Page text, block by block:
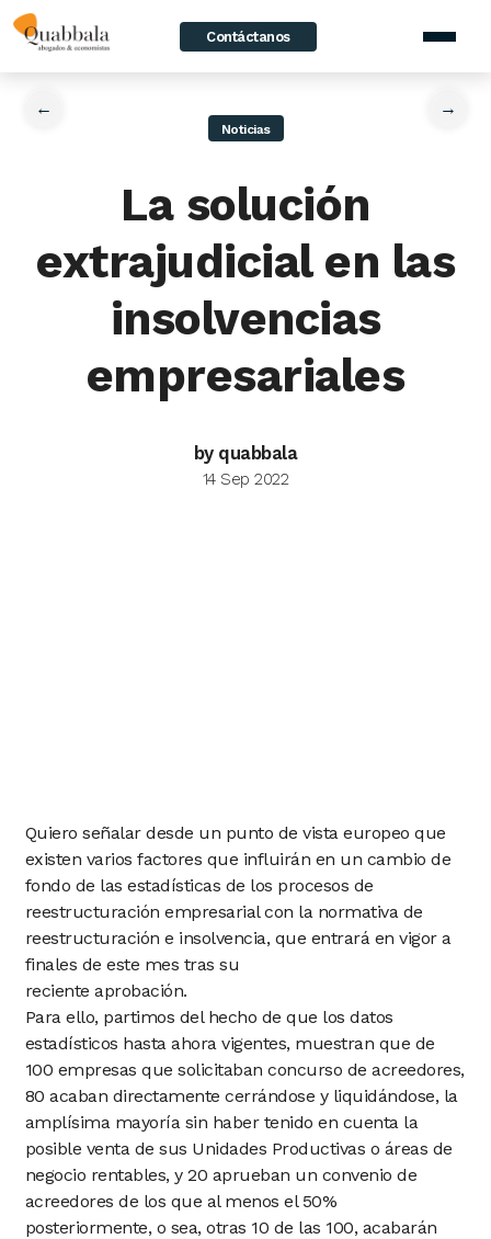
Contáctanos
home / News
La solución extrajudicial en las insolvencias
←
Noticias
→
La solución
extrajudicial en las
insolvencias
empresariales
by quabbala
14 Sep 2022
Quiero señalar desde un punto de vista europeo que
existen varios factores que influirán en un cambio de
fondo de las estadísticas de los procesos de
reestructuración empresarial con la normativa de
reestructuración e insolvencia, que entrará en vigor a
finales de este mes tras su
reciente aprobación.
Para ello, partimos del hecho de que los datos
estadísticos hasta ahora vigentes, muestran que de
100 empresas que solicitaban concurso de acreedores,
80 acaban directamente cerrándose y liquidándose, la
amplísima mayoría sin haber tenido en cuenta la
posible venta de sus Unidades Productivas o áreas de
negocio rentables, y 20 aprueban un convenio de
acreedores de los que al menos el 50%
posteriormente, o sea, otras 10 de las 100, acabarán